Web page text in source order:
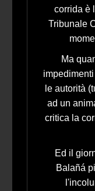
corrida è
Tribunale
Ma
le autorità
ad un
critica la
Ed il
Balañá